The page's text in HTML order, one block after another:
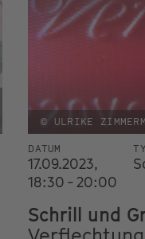
© ULRIKE
DATUM
17.09.2023,
18:30 - 20:00
Schrill und